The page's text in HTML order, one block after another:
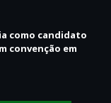
como candidato
convenção em